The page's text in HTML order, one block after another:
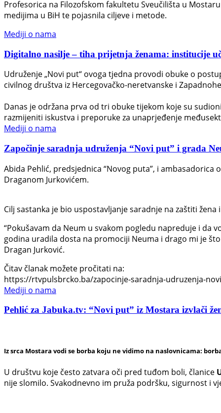
Profesorica na Filozofskom fakultetu Sveučilišta u
medijima u BiH te pojasnila ciljeve i metode.
Mediji o nama
Digitalno nasilje – tiha prijetnja ženama: institucije
Udruženje „Novi put“ ovoga tjedna provodi obuke o
civilnog društva iz Hercegovačko-neretvanske i
Danas je održana prva od tri obuke tijekom koje su
razmijeniti iskustva i preporuke za unaprjeđenje
Mediji o nama
Započinje saradnja udruženja “Novi put” i grada
Abida Pehlić, predsjednica “Novog puta”, i
Draganom Jurkovićem.
Cilj sastanka je bio uspostavljanje saradnje na zaštiti žena
“Pokušavam da Neum u svakom pogledu napreduje i
godina uradila dosta na promociji Neuma i drago mi je
Dragan Jurković.
Čitav članak možete pročitati na:
https://rtvpulsbrcko.ba/zapocinje-saradnja-udruzenja-
Mediji o nama
Pehlić za Jabuka.tv: “Novi put” iz Mostara izvlači
Iz srca Mostara vodi se borba koju ne vidimo na naslovnicama:
U društvu koje često zatvara oči pred tuđom boli, članice
nije slomilo. Svakodnevno im pruža podršku, sigurnost i